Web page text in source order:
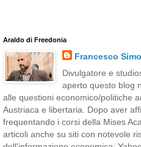
Araldo di Freedonia
Francesco
Divulgatore e
aperto questo blog
alle questioni economico/politiche
Austriaca e libertaria. Dopo aver
frequentando i corsi della Mises
articoli anche su siti con notevole